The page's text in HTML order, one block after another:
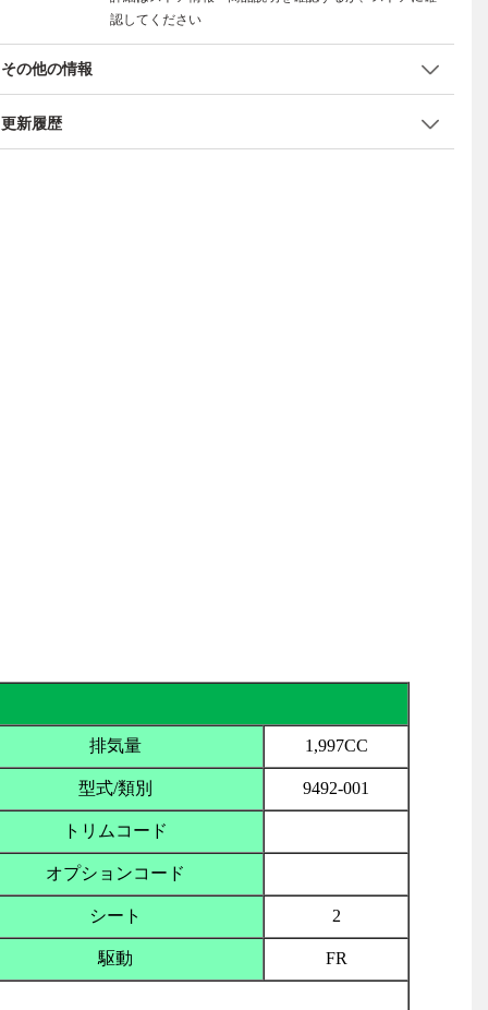
認してください
その他の情報
更新履歴